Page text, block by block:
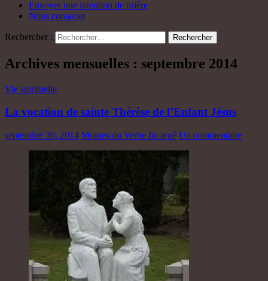
Envoyer une intention de prière
Nous contacter
Rechercher :
Archives mensuelles : septembre 2014
Vie spirituelle
La vocation de sainte Thérèse de l’Enfant Jésus
septembre 30, 2014 Moines du Verbe Incarné Un commentaire